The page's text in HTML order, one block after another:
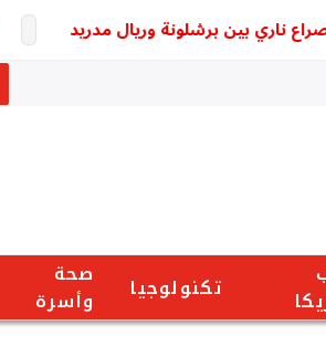
ناري بين برشلونة وريال مدريد
تكنولوجيا
صحة
وأسرة